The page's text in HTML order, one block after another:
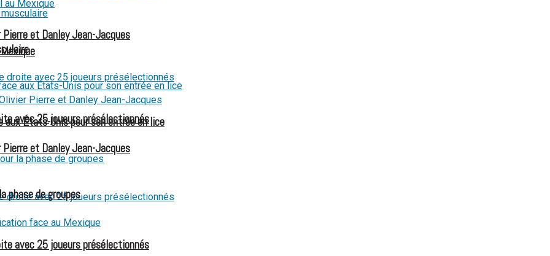
Pierre et Danley Jean-Jacques
avec 25 joueurs présélectionnés
Pierre et Danley Jean-Jacques
avec 25 joueurs présélectionnés
aux États-Unis pour son entrée en lice
phase de groupes